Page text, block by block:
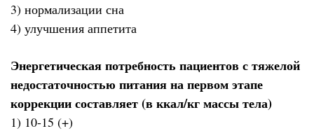
3) нормализации сна
4) улучшения аппетита
Энергетическая потребность пациентов с тяжелой
недостаточностью питания на первом этапе
коррекции составляет (в ккал/кг массы тела)
1) 10-15 (+)